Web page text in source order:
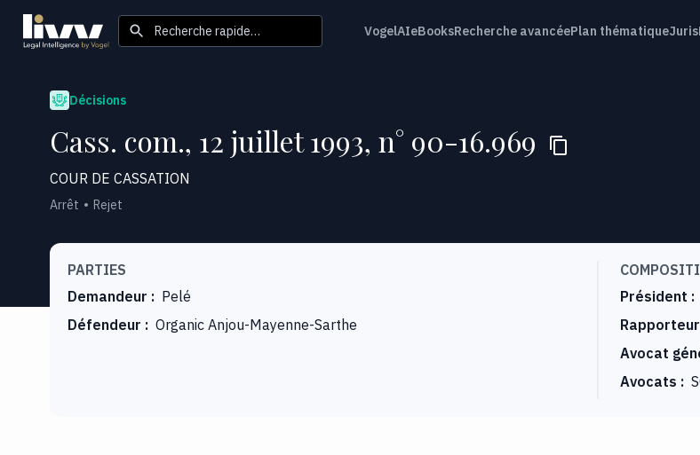
Recherche rapide… VogelAIeBooksRecherche avancéePlan thématique
Décisions
Cass. com., 12 juillet 1993, n° 90-16.969
COUR DE CASSATION
Arrêt Rejet
PARTIES
Demandeur : Pelé
Défendeur : Organic Anjou-Mayenne-Sarthe
Président :
Rapporteur
Avocat
Avocats :